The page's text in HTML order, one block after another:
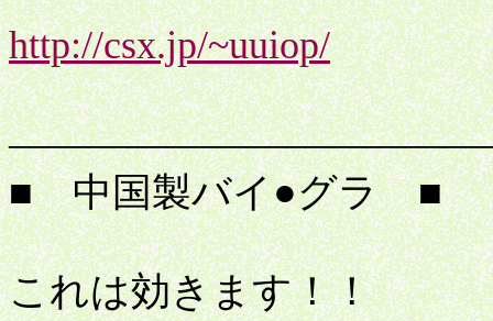
http://csx.jp/~uuiop/
ドル
■ 中国製バイ●グラ ■
これは効きます！！